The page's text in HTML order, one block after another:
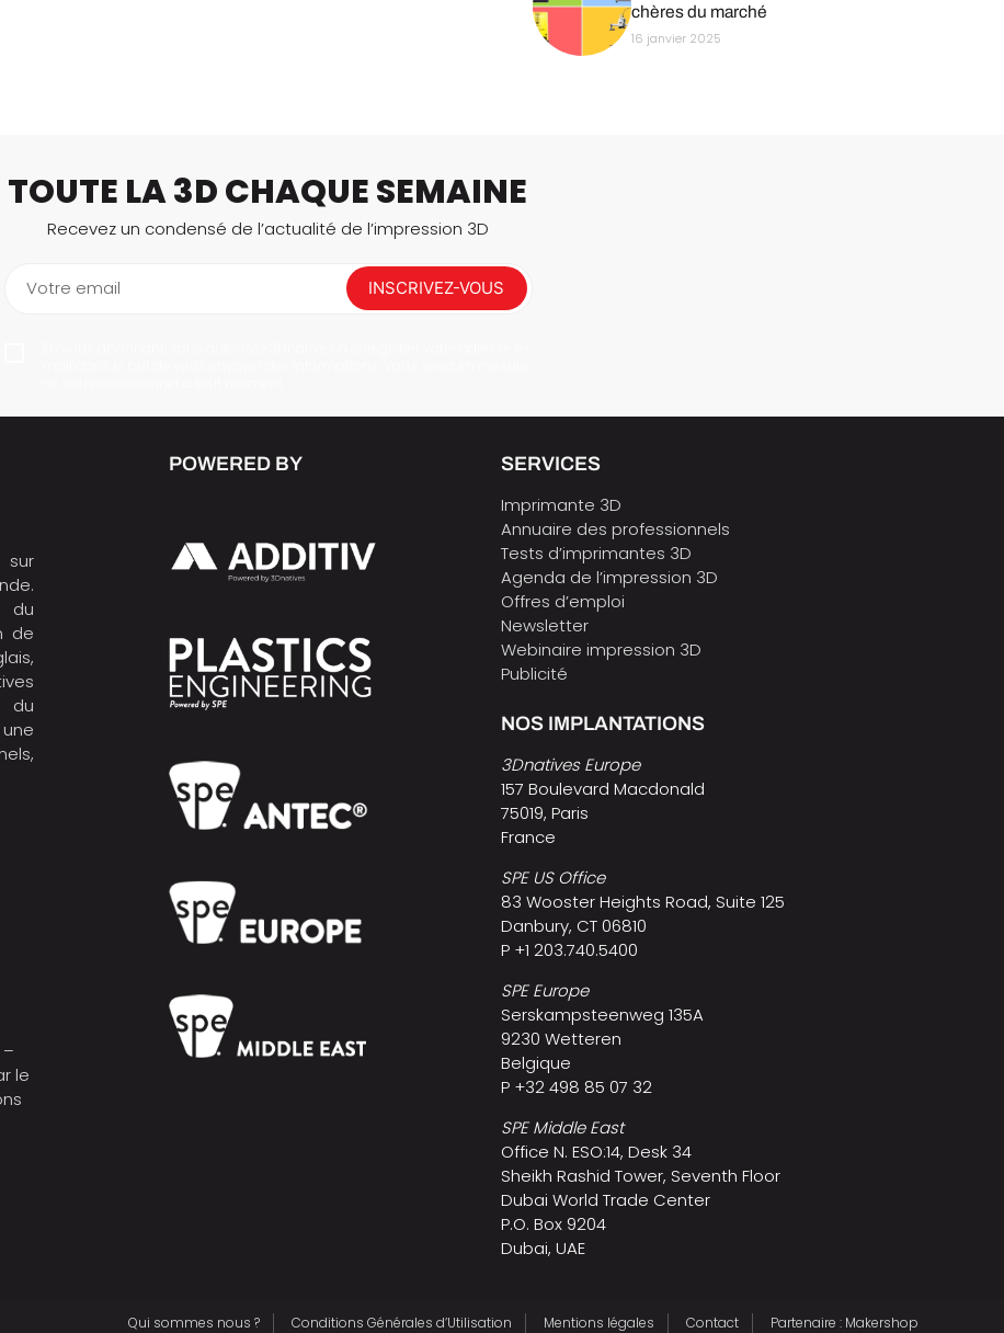
chères du marché
16 janvier 2025
TOUTE LA 3D CHAQUE SEMAINE
Recevez un condensé de l’actualité de l’impression 3D
Votre email INSCRIVEZ-VOUS
sur
du
de
du
le
POWERED BY SERVICES
Imprimante 3D
Annuaire des professionnels
Tests d’imprimantes 3D
Agenda de l’impression 3D
Offres d’emploi
Newsletter
Webinaire impression 3D
Publicité
NOS IMPLANTATIONS
3Dnatives Europe
157 Boulevard Macdonald
75019, Paris
France
SPE US Office
83 Wooster Heights Road, Suite 125
Danbury, CT 06810
P +1 203.740.5400
SPE Europe
Serskampsteenweg 135A
9230 Wetteren
Belgique
P +32 498 85 07 32
SPE Middle East
Office N. ESO:14, Desk 34
Sheikh Rashid Tower, Seventh Floor
Dubai World Trade Center
P.O. Box 9204
Dubai, UAE
Qui sommes nous ? Conditions Générales d’Utilisation Mentions légales Contact Partenaire : Makershop